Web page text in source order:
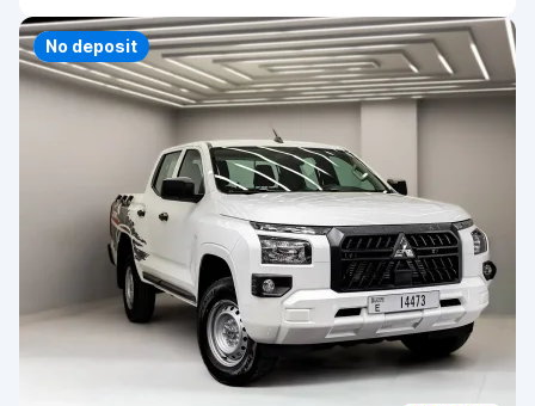
Priority
No deposit